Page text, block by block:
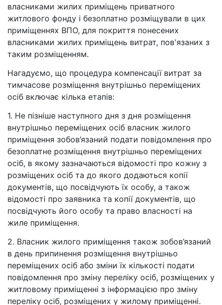
власниками жилих приміщень приватного
житлового фонду і безоплатно розміщували в цих
приміщеннях ВПО, для покриття понесених
власниками жилих приміщень витрат, пов'язаних з
таким розміщенням.
Нагадуємо, що процедура компенсації витрат за
тимчасове розміщення внутрішньо переміщених
осіб включає кілька етапів:
1. Не пізніше наступного дня з дня розміщення
внутрішньо переміщених осіб власник жилого
приміщення зобов’язаний подати повідомлення про
безоплатне розміщення внутрішньо переміщених
осіб, в якому зазначаються відомості про кожну з
розміщених осіб та до якого додаються копії
документів, що посвідчують їх особу, а також
відомості про заявника та копії документів, що
посвідчують його особу та право власності на
жиле приміщення.
2. Власник жилого приміщення також зобов’язаний
в день припинення розміщення внутрішньо
переміщених осіб або зміни їх кількості подати
повідомлення про зміну переліку осіб, розміщених у
житловому приміщенні з інформацією про зміну
переліку осіб, розміщених у жилому приміщенні.